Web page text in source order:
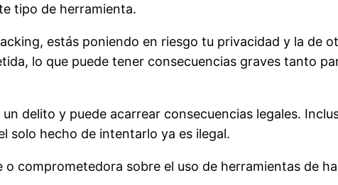
tipo de herramienta.
estás poniendo en riesgo tu privacidad y la de
lo que puede tener consecuencias graves tanto
delito y puede acarrear consecuencias legales.
solo hecho de intentarlo ya es ilegal.
comprometedora sobre el uso de herramientas de